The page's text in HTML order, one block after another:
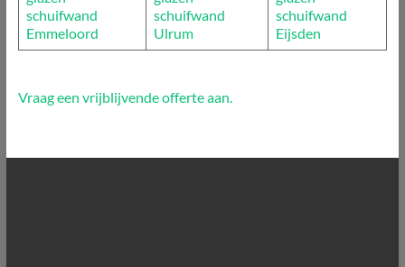
schuifwand
Emmeloord
schuifwand
Ulrum
schuifwand
Eijsden
Vraag een vrijblijvende offerte aan.